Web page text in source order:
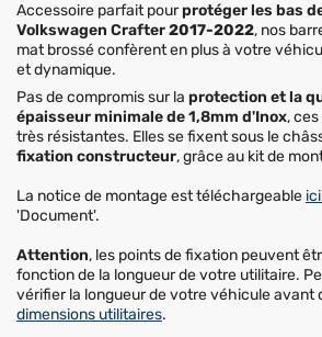
Accessoire parfait pourprotéger les bas
Volkswagen Crafter2017-2022, nos
mat brossé confèrent en plus à votre
et dynamique.
Pas de compromis sur la protection et la
épaisseur minimale de 1,8mm d'Inox,
très résistantes. Elles se fixent sous le
fixation constructeur, grâce au kit de
La notice de montage est téléchargeable ici
'Document'.
Attention, les points de fixation peuvent
fonction de la longueur de votre utilitaire.
vérifier la longueur de votre véhicule avant
dimensions utilitaires.